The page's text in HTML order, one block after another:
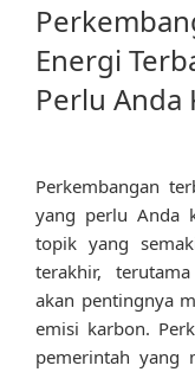
Energi
Perlu Anda
Perkembangan
yang perlu Anda
topik yang
terakhir,
akan pentingnya
emisi karbon.
pemerintah yang